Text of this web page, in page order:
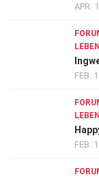
APR.
FEB.
FEB.